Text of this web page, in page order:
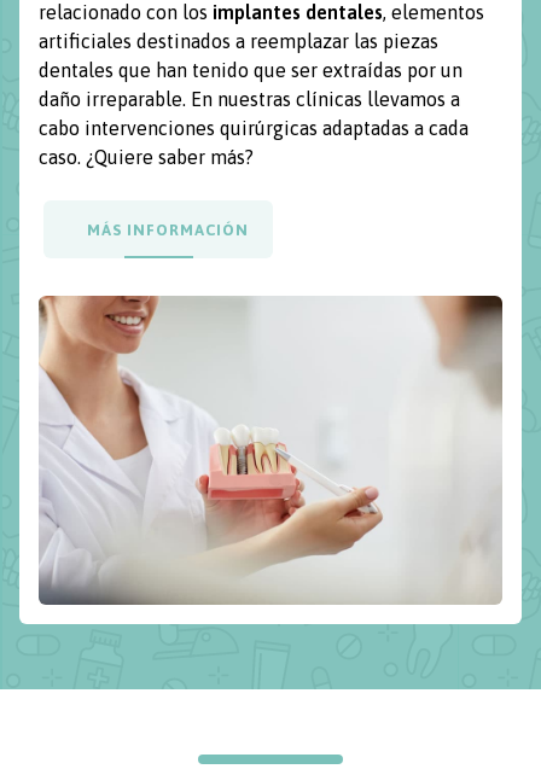
relacionado con los implantes dentales, elementos
artificiales destinados a reemplazar las piezas
dentales que han tenido que ser extraídas por un
daño irreparable. En nuestras clínicas llevamos a
cabo intervenciones quirúrgicas adaptadas a cada
caso. ¿Quiere saber más?
MÁS INFORMACIÓN